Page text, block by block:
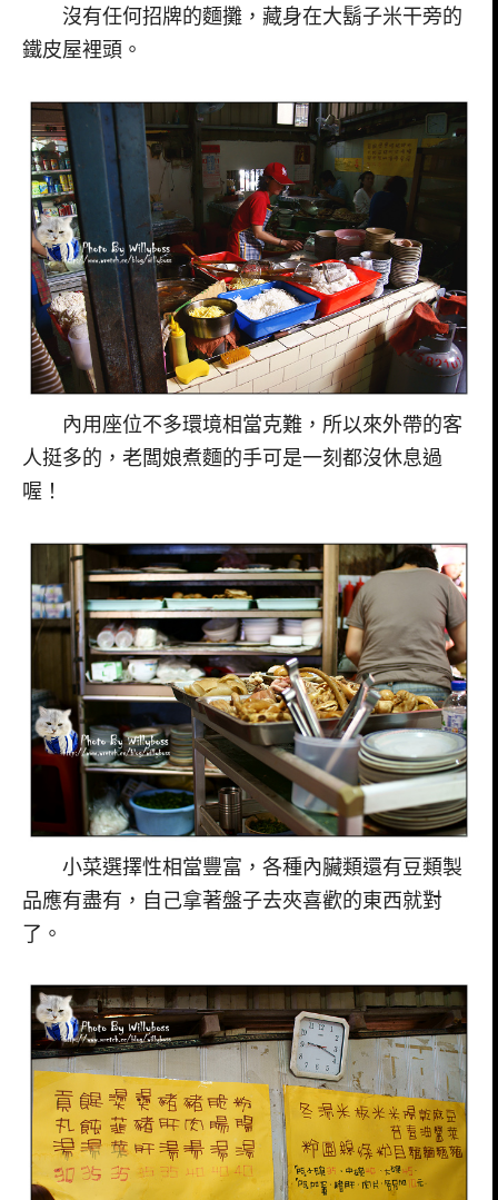
沒有任何招牌的麵攤，藏身在大鬍子米干旁的
鐵皮屋裡頭。
內用座位不多環境相當克難，所以來外帶的客
人挺多的，老闆娘煮麵的手可是一刻都沒休息過
喔！
小菜選擇性相當豐富，各種內臟類還有豆類製
品應有盡有，自己拿著盤子去夾喜歡的東西就對
了。